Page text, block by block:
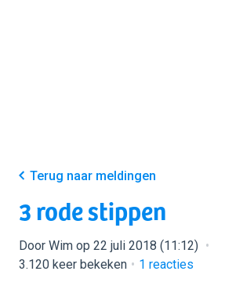
Terug naar meldingen
3 rode stippen
Door Wim op 22 juli 2018 (11:12)
3.120 keer bekeken
1 reacties